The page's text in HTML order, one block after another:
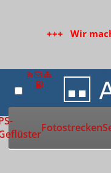
+++ Wir
Fotostrecken